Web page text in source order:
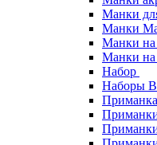
Манки
Манки
Манки на
Манки на
Набор
Наборы